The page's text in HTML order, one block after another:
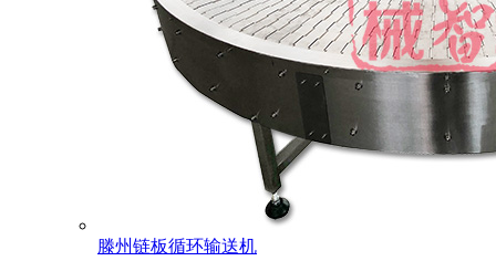
滕州链板循环输送机